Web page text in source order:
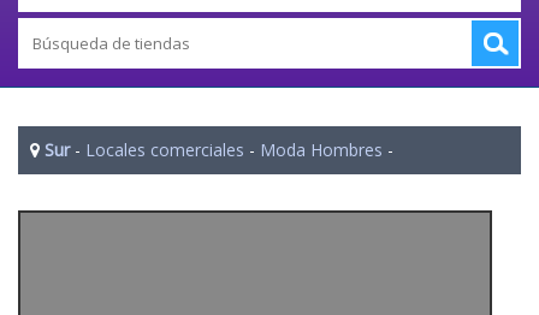
Sur- Locales comerciales - Moda Hombres -